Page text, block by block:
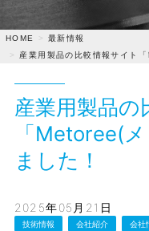
HOME
最新情報
産業用製品の比較情報サイト
産業用製品の
「Metoree(
ました！
2025年05月21日
技術情報 会社紹介 会社